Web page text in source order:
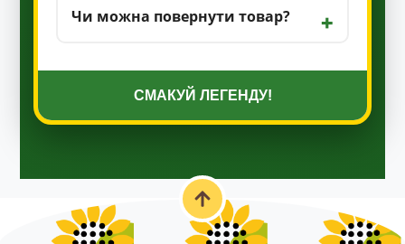
Чи можна повернути товар?
СМАКУЙ ЛЕГЕНДУ!